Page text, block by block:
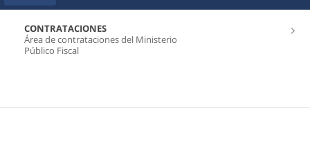
CONTRATACIONES
Área de contrataciones del Ministerio
Público Fiscal